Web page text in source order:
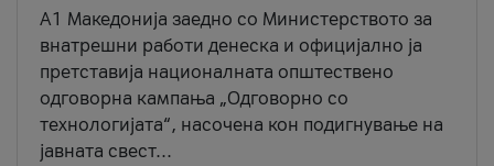
A1 Македонија заедно со Министерството за
внатрешни работи денеска и официјално ја
претставија националната општествено
одговорна кампања „Одговорно со
технологијата“, насочена кон подигнување на
јавната свест...